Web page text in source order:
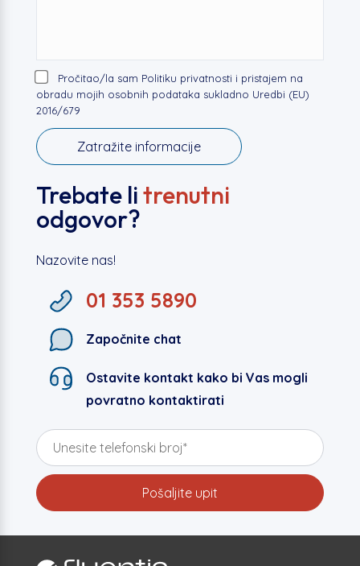
Pročitao/la sam Politiku privatnosti i pristajem na
obradu mojih osobnih podataka sukladno Uredbi (EU)
2016/679
Trebate litrenutni
odgovor?
Nazovite nas!
01 353 5890
Započnite chat
Ostavite kontakt kako bi Vas mogli
povratno kontaktirati